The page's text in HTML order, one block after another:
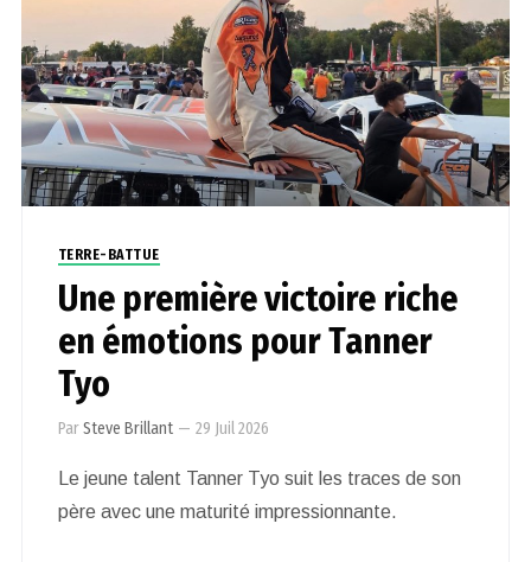
TERRE-BATTUE
Une première victoire riche
en émotions pour Tanner
Tyo
ParSteve Brillant — 29 Juil 2026
Le jeune talent Tanner Tyo suit les traces de son
père avec une maturité impressionnante.